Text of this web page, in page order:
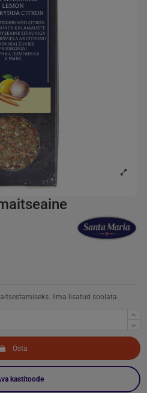
Ilma lisatud soolata.
Osta
kastitoode